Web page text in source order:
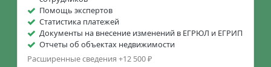
Помощь экспертов
Статистика платежей
Документы на внесение изменений в ЕГРЮЛ и ЕГРИП
Отчеты об объектах недвижимости
Расширенные сведения +12 500 ₽